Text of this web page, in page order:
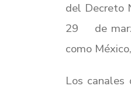
del Decreto
29 de
como
Los canales